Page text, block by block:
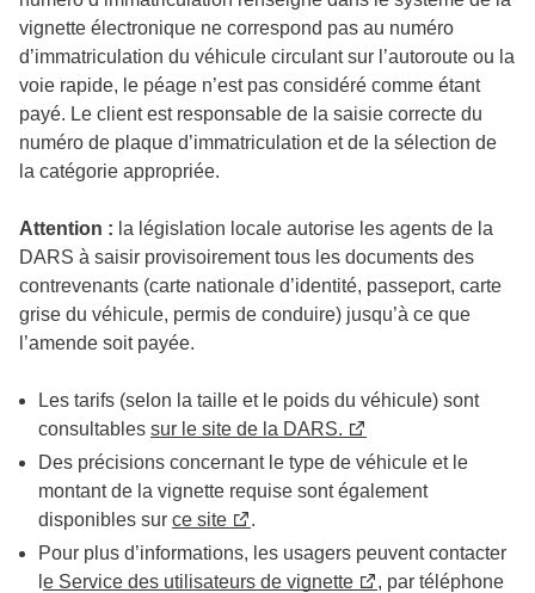
vignette électronique ne correspond pas au numéro
d’immatriculation du véhicule circulant sur l’autoroute ou la
voie rapide, le péage n’est pas considéré comme étant
payé. Le client est responsable de la saisie correcte du
numéro de plaque d’immatriculation et de la sélection de
la catégorie appropriée.
Attention : la législation locale autorise les agents de la
DARS à saisir provisoirement tous les documents des
contrevenants (carte nationale d’identité, passeport, carte
grise du véhicule, permis de conduire) jusqu’à ce que
l’amende soit payée.
Les tarifs (selon la taille et le poids du véhicule) sont
consultables sur le site de la DARS.
Des précisions concernant le type de véhicule et le
montant de la vignette requise sont également
disponibles sur ce site
.
Pour plus d’informations, les usagers peuvent contacter
e Service des utilisateurs de vignette
, par téléphone